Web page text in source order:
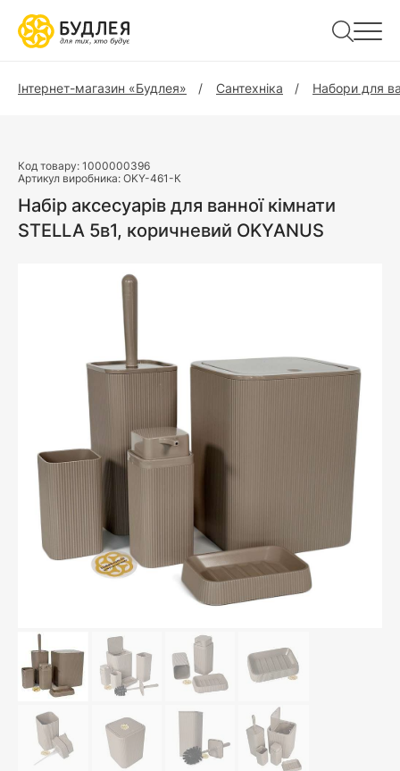
Інтернет-магазин «Будлея» Сантехніка Набори для
Код товару: 1000000396
Артикул виробника: OKY-461-К
Набір аксесуарів для ванної кімнати
STELLA 5в1, коричневий OKYANUS